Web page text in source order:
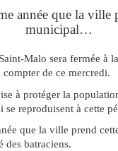
année que la ville
municipal…
Malo sera fermée à
de ce mercredi.
à protéger la
se reproduisent à cette
que la ville prend
des batraciens.